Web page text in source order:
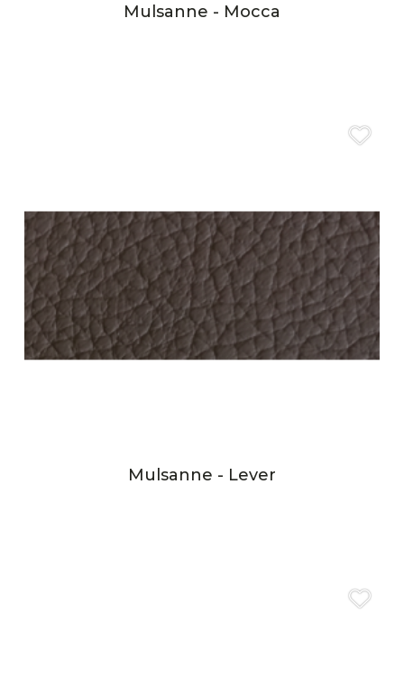
Mulsanne - Mocca
Mulsanne - Lever